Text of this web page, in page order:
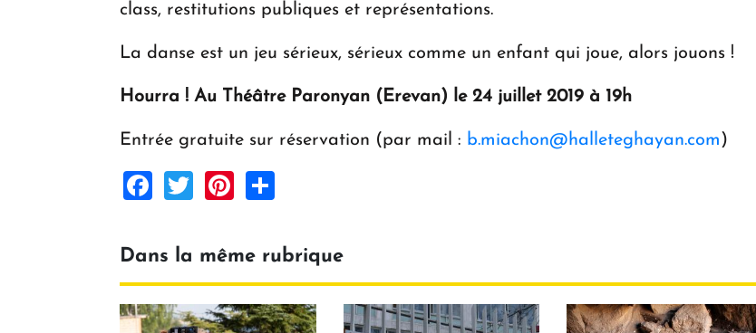
class, restitutions publiques et représentations.
La danse est un jeu sérieux, sérieux comme un enfant qui joue, alors jouons !
Hourra ! Au Théâtre Paronyan (Erevan) le 24 juillet 2019 à 19h
Entrée gratuite sur réservation (par mail : b.miachon@halleteghayan.com )
Facebook
TwitterPinterest
Dans la même rubrique